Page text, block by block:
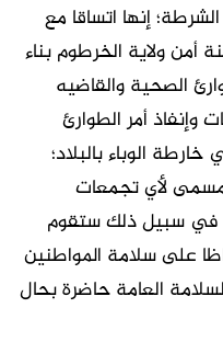
إنها اتساقا مع
أمن ولاية الخرطوم بناء
الصحية والقاضيه
أمر الطوارئ
الوباء بالبلاد؛
لأي تجمعات
في سبيل ذلك ستقوم
على سلامة المواطنين
العامة حاضرة بحال